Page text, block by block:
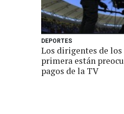
DEPORTES
Los dirigentes de los
primera están
pagos de la TV